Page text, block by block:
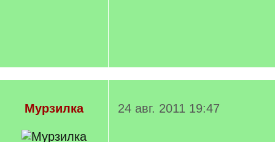
Мурзилка 24 авг. 2011 19:47